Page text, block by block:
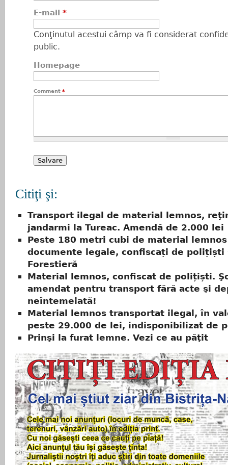
E-mail *
Conţinutul acestui câmp va fi considerat
public.
Homepage
Comment *
Citiţi şi:
Transport ilegal de material lemnos,
jandarmi la Tureac. Amendă de 2.000 lei
Peste 180 metri cubi de material
documente legale, confiscați de polițiști
Forestieră
Material lemnos, confiscat de polițiști.
amendat pentru transport fără acte şi
neîntemeiată!
Material lemnos transportat ilegal, în
peste 29.000 de lei, indisponibilizat de
Prinşi la furat lemne. Vezi ce au păţit